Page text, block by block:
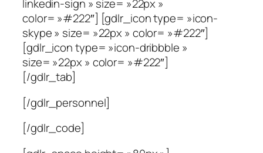
linkedin-sign » size= »22px »
color= »#222″] [gdlr_icon type= »icon-
skype » size= »22px » color= »#222″]
[gdlr_icon type= »icon-dribbble »
size= »22px » color= »#222″]
[/gdlr_tab]
[/gdlr_personnel]
[/gdlr_code]